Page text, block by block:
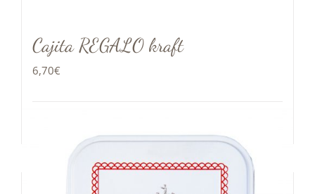
Cajita REGALO kraft
6,70€